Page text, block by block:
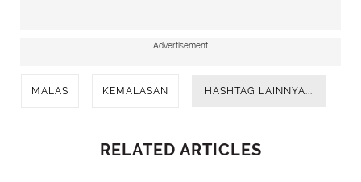
Advertisement
MALAS KEMALASAN HASHTAG LAINNYA...
RELATED ARTICLES